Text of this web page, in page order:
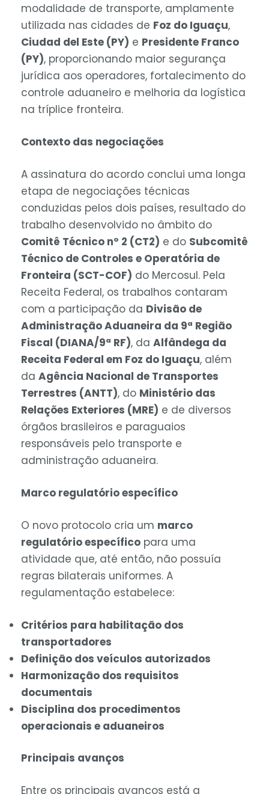
modalidade de transporte, amplamente
utilizada nas cidades de Foz do Iguaçu,
Ciudad del Este (PY) e Presidente Franco
(PY), proporcionando maior segurança
jurídica aos operadores, fortalecimento do
controle aduaneiro e melhoria da logística
na tríplice fronteira.
Contexto das negociações
A assinatura do acordo conclui uma longa
etapa de negociações técnicas
conduzidas pelos dois países, resultado do
trabalho desenvolvido no âmbito do
Comitê Técnico nº 2 (CT2) e do Subcomitê
Técnico de Controles e Operatória de
Fronteira (SCT-COF) do Mercosul. Pela
Receita Federal, os trabalhos contaram
com a participação da Divisão de
Administração Aduaneira da 9ª Região
Fiscal (DIANA/9ª RF), da Alfândega da
Receita Federal em Foz do Iguaçu, além
da Agência Nacional de Transportes
Terrestres (ANTT), do Ministério das
Relações Exteriores (MRE) e de diversos
órgãos brasileiros e paraguaios
responsáveis pelo transporte e
administração aduaneira.
Marco regulatório específico
O novo protocolo cria um marco
regulatório específico para uma
atividade que, até então, não possuía
regras bilaterais uniformes. A
regulamentação estabelece:
Critérios para habilitação dos
transportadores
Definição dos veículos autorizados
Harmonização dos requisitos
documentais
Disciplina dos procedimentos
operacionais e aduaneiros
Principais avanços
Entre os principais avanços está a